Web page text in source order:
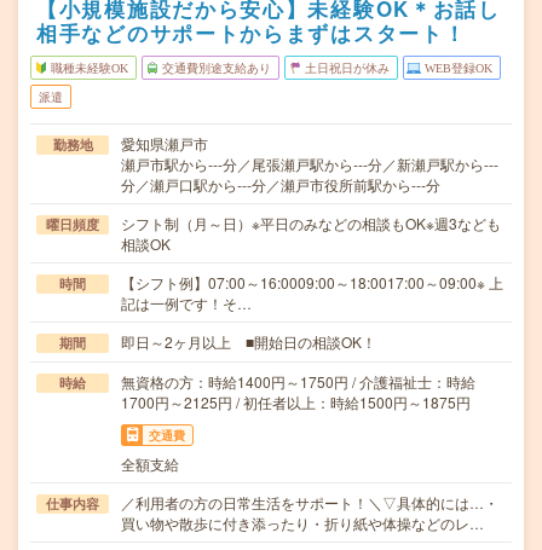
【小規模施設だから安心】未経験OK＊お話し
相手などのサポートからまずはスタート！
職種未経験OK 交通費別途支給あり 土日祝日が休み WEB登録OK
派遣
勤務地
愛知県瀬戸市
瀬戸市駅から---分／尾張瀬戸駅から---分／新瀬戸駅から---
分／瀬戸口駅から---分／瀬戸市役所前駅から---分
曜日頻度
シフト制（月～日）※平日のみなどの相談もOK※週3なども
相談OK
時間
【シフト例】07:00～16:0009:00～18:0017:00～09:00※ 上
記は一例です！そ…
期間 即日～2ヶ月以上 ■開始日の相談OK！
時給
無資格の方：時給1400円～1750円 / 介護福祉士：時給
1700円～2125円 / 初任者以上：時給1500円～1875円
交通費
全額支給
仕事内容
／利用者の方の日常生活をサポート！＼▽具体的には…・
買い物や散歩に付き添ったり・折り紙や体操などのレ…